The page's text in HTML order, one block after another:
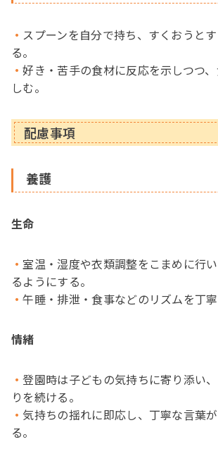
スプーンを自分で持ち、すくおうと
る。
好き・苦手の食材に反応を示しつつ
しむ。
配慮事項
養護
生命
室温・湿度や衣類調整をこまめに行
るようにする。
午睡・排泄・食事などのリズムを丁寧
情緒
登園時は子どもの気持ちに寄り添い
りを続ける。
気持ちの揺れに即応し、丁寧な言葉
る。